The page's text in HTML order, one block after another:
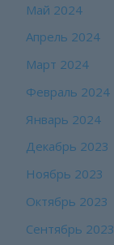
Май 2024
Апрель 2024
Март 2024
Февраль 2024
Январь 2024
Декабрь 2023
Ноябрь 2023
Октябрь 2023
Сентябрь 2023